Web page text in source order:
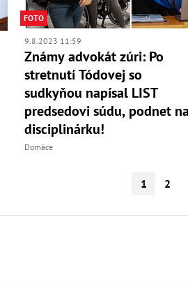
FOTO
9.8.2023 11:59
Známy advokát zúri: Po
stretnutí Tódovej so
sudkyňou napísal LIST
predsedovi súdu, podnet
disciplinárku!
Domáce
1 2